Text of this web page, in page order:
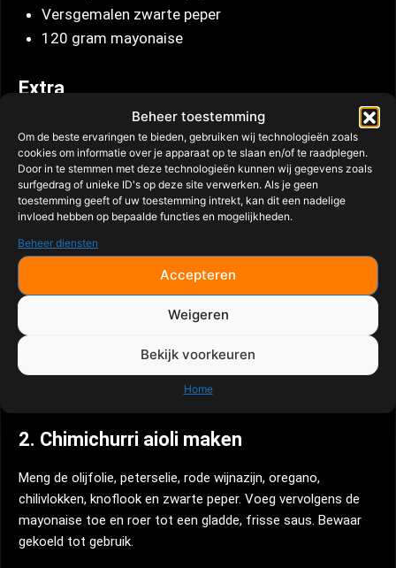
Beheer toestemming
Om de beste ervaringen te bieden, gebruiken wij technologieën zoals
cookies om informatie over je apparaat op te slaan en/of te raadplegen.
Door in te stemmen met deze technologieën kunnen wij gegevens zoals
surfgedrag of unieke ID's op deze site verwerken. Als je geen
toestemming geeft of uw toestemming intrekt, kan dit een nadelige
invloed hebben op bepaalde functies en mogelijkheden.
Beheer diensten
Accepteren
Weigeren
Bekijk voorkeuren
Home
Versgemalen zwarte peper
120 gram mayonaise
Extra
Plakjes pepperoni of chorizo
Cherrytomaten (optioneel)
BBQ Setup
Bereid de BBQ voor op directe hitte van ongeveer 200 tot
220°C. Gebruik bij voorkeur een gietijzeren rooster of plancha
voor een mooie korst op de burgers.
Bereidingswijze
1. Burgers voorbereiden
Maak een klein kuiltje in het midden van iedere burger.
Hierdoor blijven de burgers mooi vlak tijdens het grillen. Kruid
2. Chimichurri aioli maken
Meng de olijfolie, peterselie, rode wijnazijn, oregano,
chilivlokken, knoflook en zwarte peper. Voeg vervolgens de
mayonaise toe en roer tot een gladde, frisse saus. Bewaar
gekoeld tot gebruik.